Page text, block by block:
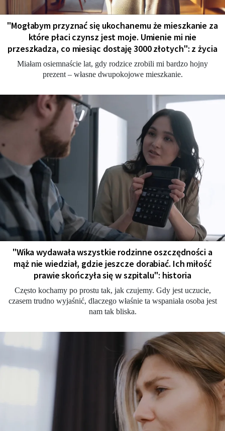
"Мogłabym przyznać się ukochanemu że mieszkanie za
które płaci czynsz jest moje. Umienie mi nie
przeszkadza, co miesiąc dostaję 3000 złotych": z życia
Miałam osiemnaście lat, gdy rodzice zrobili mi bardzo hojny
prezent – własne dwupokojowe mieszkanie.
"Wika wydawała wszystkie rodzinne oszczędności a
mąż nie wiedział, gdzie jeszcze dorabiać. Ich miłość
prawie skończyła się w szpitalu": historia
Często kochamy po prostu tak, jak czujemy. Gdy jest uczucie,
czasem trudno wyjaśnić, dlaczego właśnie ta wspaniała osoba jest
nam tak bliska.